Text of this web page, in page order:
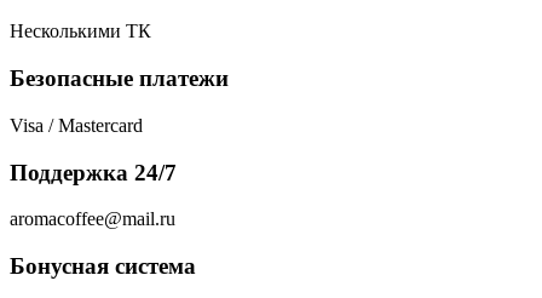
Несколькими ТК
Безопасные платежи
Visa / Mastercard
Поддержка 24/7
aromacoffee@mail.ru
Бонусная система